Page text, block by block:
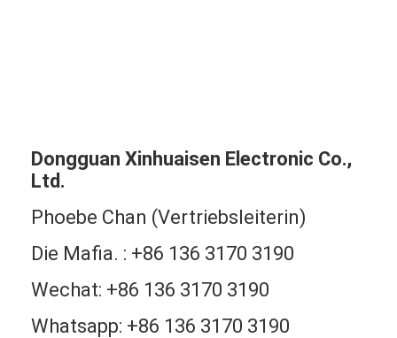
Dongguan Xinhuaisen Electronic Co.,
Ltd.
Phoebe Chan (Vertriebsleiterin)
Die Mafia. : +86 136 3170 3190
Wechat: +86 136 3170 3190
Whatsapp: +86 136 3170 3190